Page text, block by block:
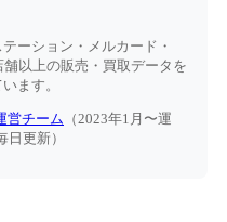
ーション・メルカード・
以上の販売・買取データを
ます。
営チーム （2023年1月〜運
更新）